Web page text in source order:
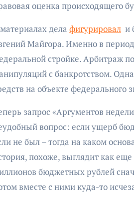
оценка происходящего
дела фигурировал и
Майгора. Именно в
стройке. Арбитраж
с банкротством.
на объекте федерального
запрос «Аргументов
вопрос: если ущерб
не был – тогда на каком
похоже, выглядит как
бюджетных рублей
вместе с ними куда-то